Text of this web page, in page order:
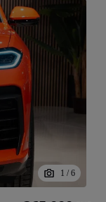
1 / 6